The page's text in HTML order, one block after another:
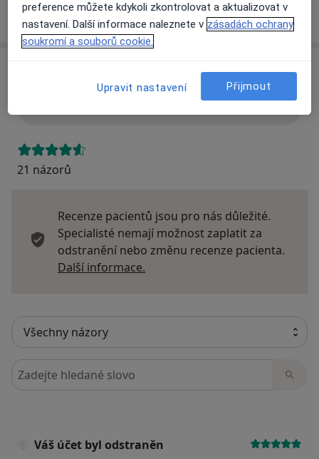
Více
o adrese
21 názorů
Recenze pacientů jsou pro nás důležité.
Specialisté nemají možnost zaplatit za
odstranění nebo změnu recenze pacienta.
Další informace.
Hledejte v názorech
Váš účet byl odstraněn
preference můžete kdykoli zkontrolovat a aktualizovat v
nastavení. Další informace naleznete v zásadách ochrany
soukromí a souborů cookie.
Upravit nastavení Přijmout